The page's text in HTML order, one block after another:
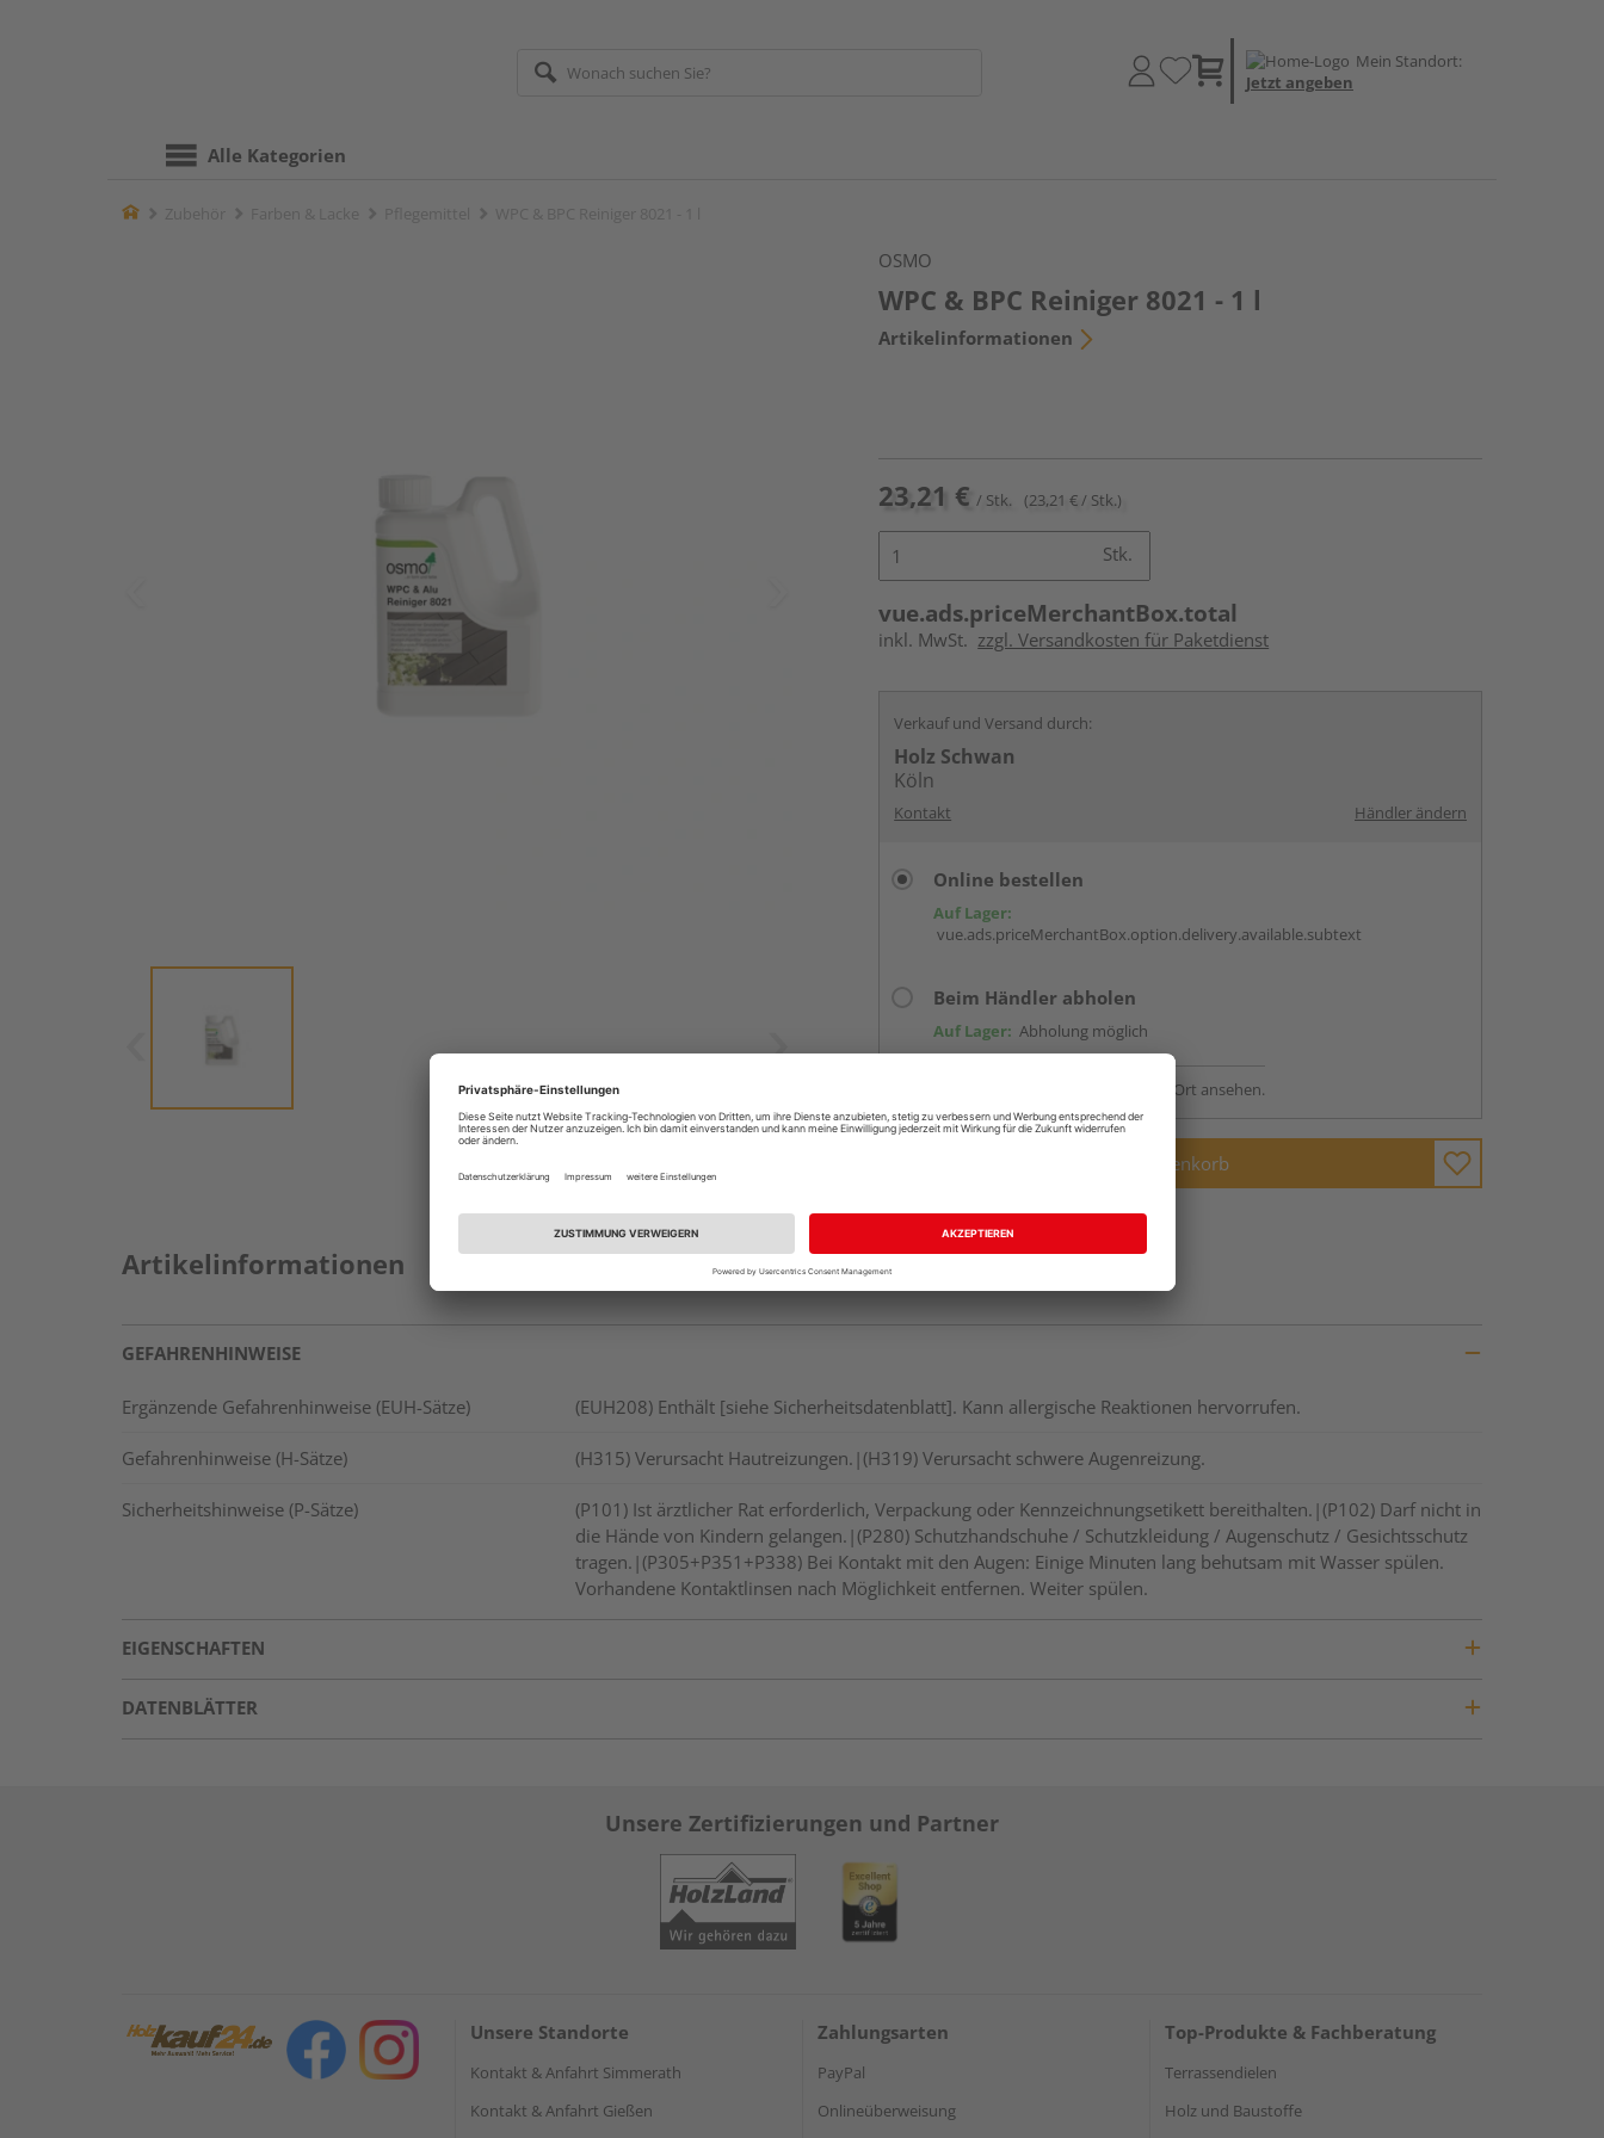
Mein Standort:
Jetzt angeben
Alle Kategorien
Home
OSMO
WPC & BPC Reiniger 8021 - 1 l
Artikelinformationen
23,21 € / Stk. (23,21 € / Stk.)
Stk.
vue.ads.priceMerchantBox.total
inkl. MwSt. zzgl. Versandkosten für Paketdienst
Verkauf und Versand durch:
Holz Schwan
Köln
Kontakt Händler ändern
Online bestellen
Auf Lager:
vue.ads.priceMerchantBox.option.delivery.available.subtext
Beim Händler abholen
Auf Lager: Abholung möglich
Verfügbar in der Ausstellung - vor Ort ansehen.
In den Warenkorb
Artikelinformationen
GEFAHRENHINWEISE
Ergänzende Gefahrenhinweise (EUH-Sätze) (EUH208) Enthält [siehe Sicherheitsdatenblatt]. Kann allergische Reaktionen hervorrufen.
Gefahrenhinweise (H-Sätze) (H315) Verursacht Hautreizungen.|(H319) Verursacht schwere Augenreizung.
Sicherheitshinweise (P-Sätze)
(P101) Ist ärztlicher Rat erforderlich, Verpackung oder Kennzeichnungsetikett bereithalten.|(P102) Darf nicht in
die Hände von Kindern gelangen.|(P280) Schutzhandschuhe / Schutzkleidung / Augenschutz / Gesichtsschutz
tragen.|(P305+P351+P338) Bei Kontakt mit den Augen: Einige Minuten lang behutsam mit Wasser spülen.
Vorhandene Kontaktlinsen nach Möglichkeit entfernen. Weiter spülen.
EIGENSCHAFTEN
DATENBLÄTTER
Unsere Zertifizierungen und Partner
Unsere Standorte
Kontakt & Anfahrt Simmerath
Kontakt & Anfahrt Gießen
Zahlungsarten
PayPal
Onlineüberweisung
Top-Produkte & Fachberatung
Terrassendielen
Holz und Baustoffe